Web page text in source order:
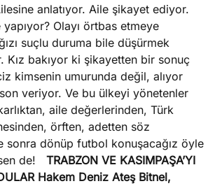
anlatıyor. Aile şikayet ediyor.
Olayı örtbas etmeye
suçlu duruma bile düşürmek
Kız bakıyor ki şikayetten bir sonuç
kimsenin umurunda değil, alıyor
son veriyor. Ve bu ülkeyi yönetenler
aile değerlerinden, Türk
örften, adetten söz
sonra dönüp futbol konuşacağız öyle
de! TRABZON VE KASIMPAŞA’YI
Hakem Deniz Ateş Bitnel,